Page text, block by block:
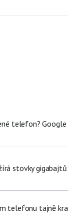
telefon?
stovky
telefonu tajně